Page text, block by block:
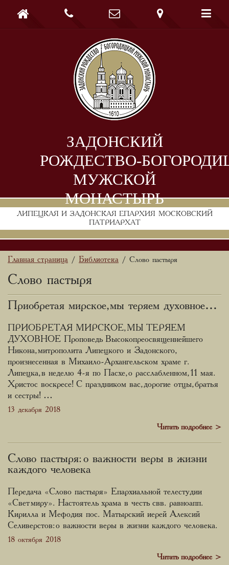
ЗАДОНСКИЙ
РОЖДЕСТВО-
МУЖСКОЙ
МОНАСТЫРЬ
ЛИПЕЦКАЯ И ЗАДОНСКАЯ ЕПАРХИЯ МОСКОВСКИЙ
ПАТРИАРХАТ
    
Главная страница / Библиотека / Слово пастыря
Слово пастыря
Приобретая мирское, мы теряем духовное…
ПРИОБРЕТАЯ МИРСКОЕ, МЫ ТЕРЯЕМ
ДУХОВНОЕ Проповедь Высокопреосвященнейшего
Никона, митрополита Липецкого и Задонского,
произнесенная в Михаило-Архангельском храме г.
Липецка, в неделю 4-я по Пасхе, о расслабленном, 11 мая.
Христос воскресе! С праздником вас, дорогие отцы, братья
и сестры! …
13 декабря 2018
Читать подробнее >
Слово пастыря: о важности веры в жизни
каждого человека
Передача «Слово пастыря» Епархиальной телестудии
«Свет миру». Настоятель храма в честь свв. равноапп.
Кирилла и Мефодия пос. Матырский иерей Алексий
Селиверстов: о важности веры в жизни каждого человека.
18 октября 2018
Читать подробнее >